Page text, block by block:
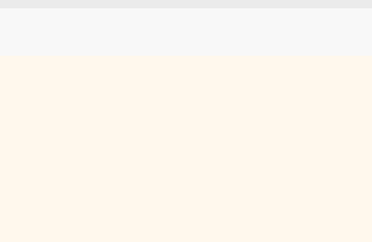
的原因，但最主要的还是为自己报仇，表面好
林小月以为这实在是一桩精神病人“防卫过当”
何人的关注，却没想到不仅引起了蝙蝠侠的注
就无缝衔接了一份为哥谭首富布鲁斯·韦恩清理
他，只当是阿卡姆精神病院对病人出院后的关
女仆·林小月每日循规蹈矩的遵照着管家先生阿
业业的工作着。? ? ? ? ?一个月过去，就在林小